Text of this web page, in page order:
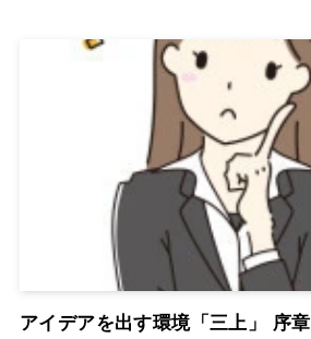
アイデアを出す環境「三上」 序章